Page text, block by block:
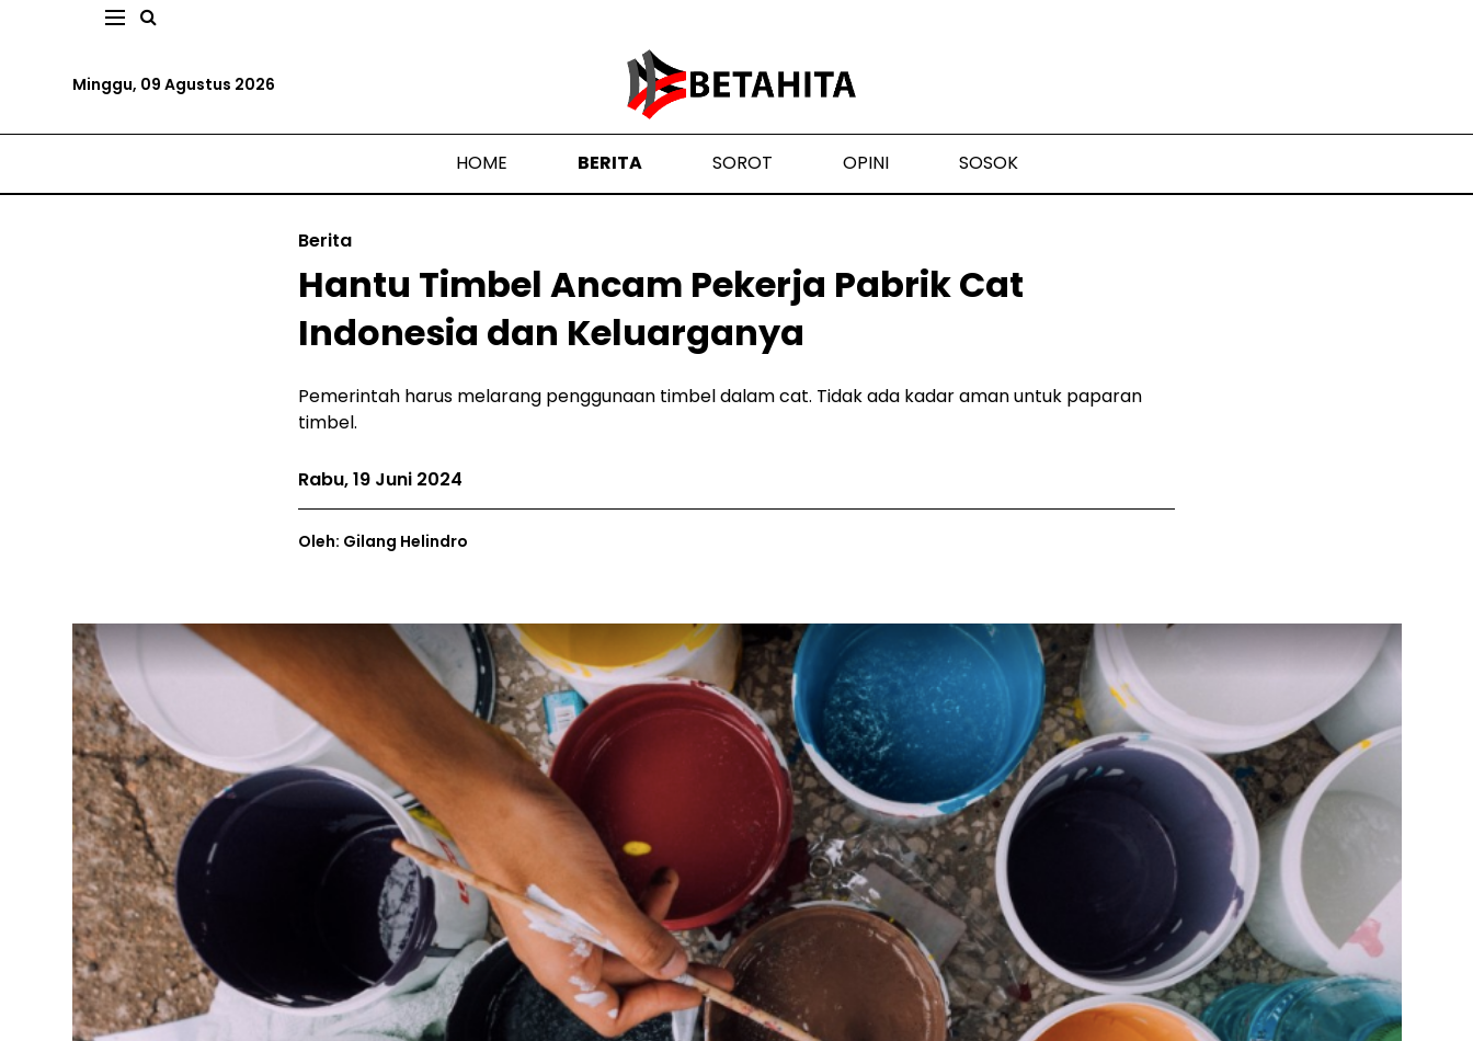
Minggu, 09 Agustus 2026
HOME BERITA SOROT OPINI SOSOK
Berita
Hantu Timbel Ancam Pekerja Pabrik Cat
Indonesia dan Keluarganya
Pemerintah harus melarang penggunaan timbel dalam cat. Tidak ada kadar aman untuk paparan
timbel.
Rabu, 19 Juni 2024
Oleh: Gilang Helindro